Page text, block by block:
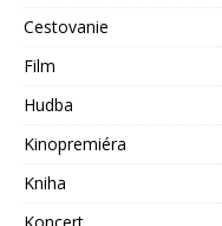
Cestovanie
Film
Hudba
Kinopremiéra
Kniha
Koncert